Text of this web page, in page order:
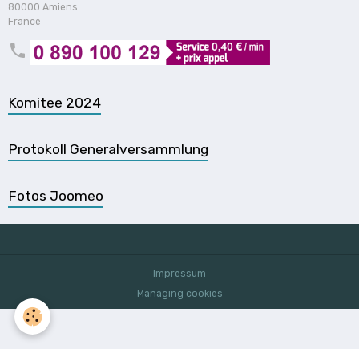
80000 Amiens
France
Komitee 2024
Protokoll Generalversammlung
Fotos Joomeo
Impressum
Managing cookies